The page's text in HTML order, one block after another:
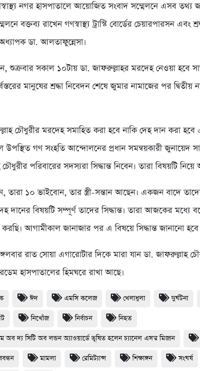
নগর হাসপাতালে আয়োজিত সংবাদ সম্মেলনে এসব তথ্য
বক্তব্য রাখেন গণস্বাস্থ্য ট্রাস্টি বোর্ডের চেয়ারপারসন এবং
ডা. আলতাফুন্নেসা।
শুক্রবার সকাল ১০টায় ডা. জাফরুল্লাহর মরদেহ নেওয়া হবে
মানুষের শ্রদ্ধা নিবেদন শেষে জুমার নামাজের পর দ্বিতীয়
চৌধুরীর মরদেহ সমাহিত করা হবে নাকি দেহ দান করা হবে
উপস্থিত গণ সংহতি আন্দোলনের প্রধান সমন্বয়কারী জুনায়েদ
পরিবারের সদস্যরা সিদ্ধান্ত নিবেন। তারা বিষয়টি
তারা ১০ ভাইবোন, তার স্ত্রী-সন্তান আছেন। একজন বাদে
দানের বিষয়টি সম্পূর্ণ তাদের সিদ্ধান্ত। তারা আজকের মধ্যে
আগামীকাল জানাজার পর এ বিষয়ে সিদ্ধান্ত জানানো
রাত সোয়া এগারোটার দিকে মারা যান ডা. জাফরুল্লাহ
হাসপাতালের হিমঘরে রাখা আছে।
ঈদ এমসি কলেজ খেলাধুলা দুর্ঘটনা
নিখোঁজ নির্বাচন নিহত
অব দ্য সিটি অব লন্ডন অ্যাওয়ার্ডে ভূষিত হলেন চ্যানেল এস'র মিজান
মামলা রেমিট্যান্স শিক্ষাঙ্গন সংঘর্ষ